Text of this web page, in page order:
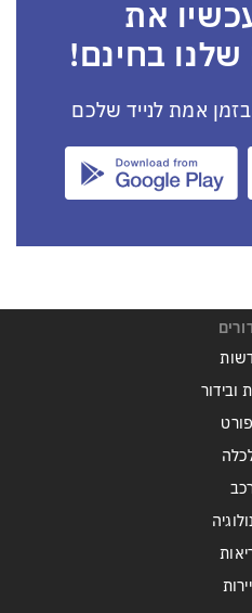
את
בחינם!
בזמן אמת לנייד שלכם
ובידור